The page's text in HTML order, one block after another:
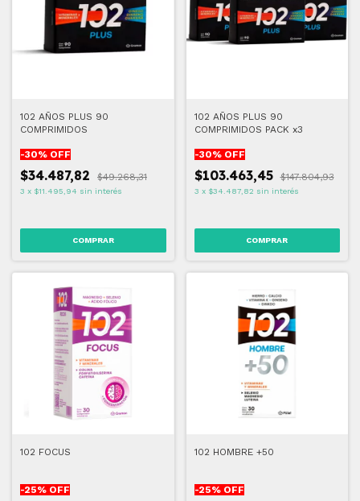
102 AÑOS PLUS 90
COMPRIMIDOS
-30% OFF
$34.487,82 $49.268,31
3 x $11.495,94 sin interés
102 AÑOS PLUS 90
COMPRIMIDOS PACK x3
-30% OFF
$103.463,45 $147.804,93
3 x $34.487,82 sin interés
102 FOCUS
-25% OFF
102 HOMBRE +50
-25% OFF